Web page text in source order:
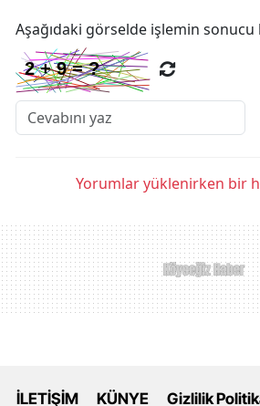
Aşağıdaki görselde işlemin sonucu
Yorumlar yüklenirken bir
İLETİŞİM KÜNYE Gizlilik